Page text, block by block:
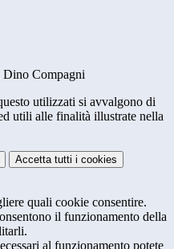
Dino Compagni
utilizzati si avvalgono di
utili alle finalità illustrate nella
Accetta tutti i cookies
quali cookie consentire.
il funzionamento della
al funzionamento potete